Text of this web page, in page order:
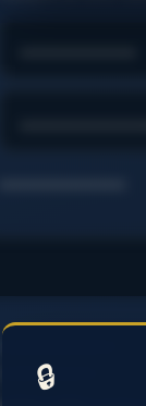
🔒
……………………..
………………….